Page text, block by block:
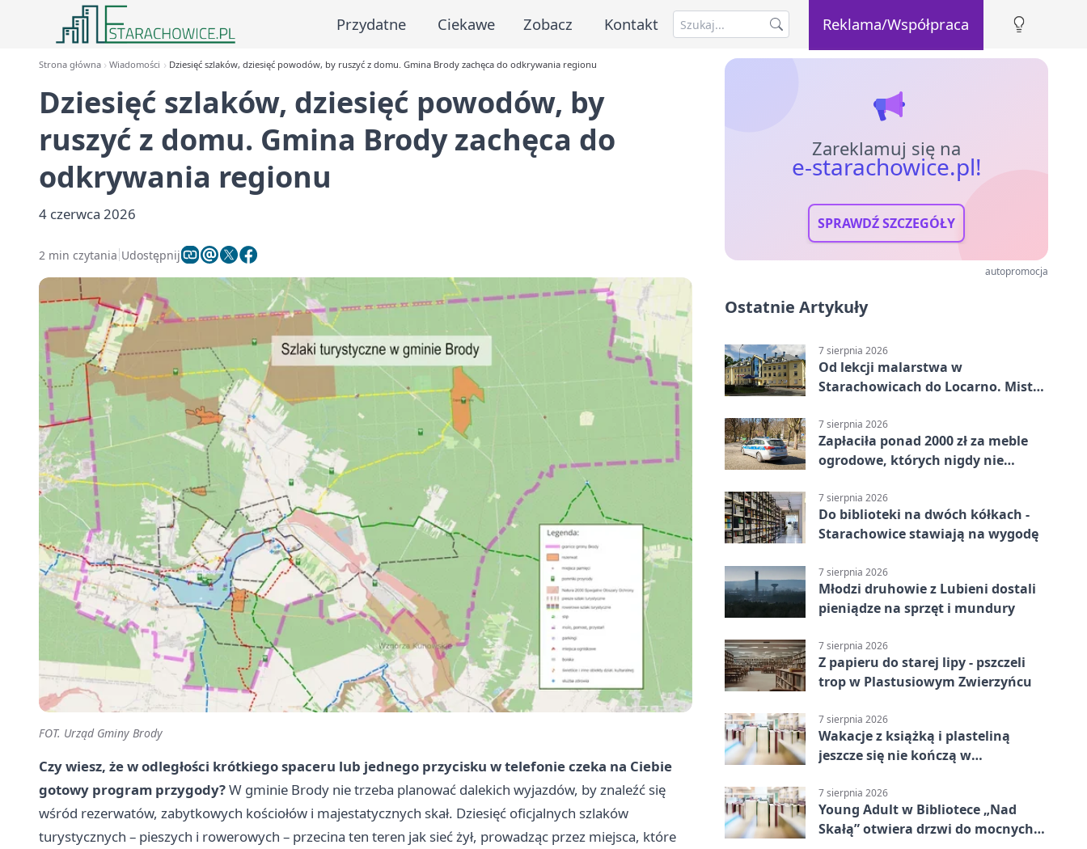
Przydatne Ciekawe Zobacz Kontakt Reklama/Współpraca
Strona główna Wiadomości Dziesięć szlaków, dziesięć powodów, by ruszyć z domu. Gmina Brody zachęca do odkrywania regionu
Dziesięć szlaków, dziesięć powodów, by
ruszyć z domu. Gmina Brody zachęca do
odkrywania regionu
4 czerwca 2026
2 min czytania Udostępnij
FOT. Urząd Gminy Brody
Czy wiesz, że w odległości krótkiego spaceru lub jednego przycisku w telefonie czeka na Ciebie
gotowy program przygody?W gminie Brody nie trzeba planować dalekich wyjazdów, by znaleźć się
wśród rezerwatów, zabytkowych kościołów i majestatycznych skał. Dziesięć oficjalnych szlaków
turystycznych – pieszych i rowerowych – przecina ten teren jak sieć żył, prowadząc przez miejsca, które
Zareklamuj się na
e-starachowice.pl!
SPRAWDŹ SZCZEGÓŁY
autopromocja
Ostatnie Artykuły
7 sierpnia 2026
Od lekcji malarstwa w
Starachowicach do Locarno. Mistrz
7 sierpnia 2026
Zapłaciła ponad 2000 zł za meble
ogrodowe, których nigdy nie
7 sierpnia 2026
Do biblioteki na dwóch kółkach -
Starachowice stawiają na wygodę
7 sierpnia 2026
Młodzi druhowie z Lubieni dostali
pieniądze na sprzęt i mundury
7 sierpnia 2026
Z papieru do starej lipy - pszczeli
trop w Plastusiowym Zwierzyńcu
7 sierpnia 2026
Wakacje z książką i plasteliną
jeszcze się nie kończą w
7 sierpnia 2026
Young Adult w Bibliotece „Nad
Skałą” otwiera drzwi do mocnych